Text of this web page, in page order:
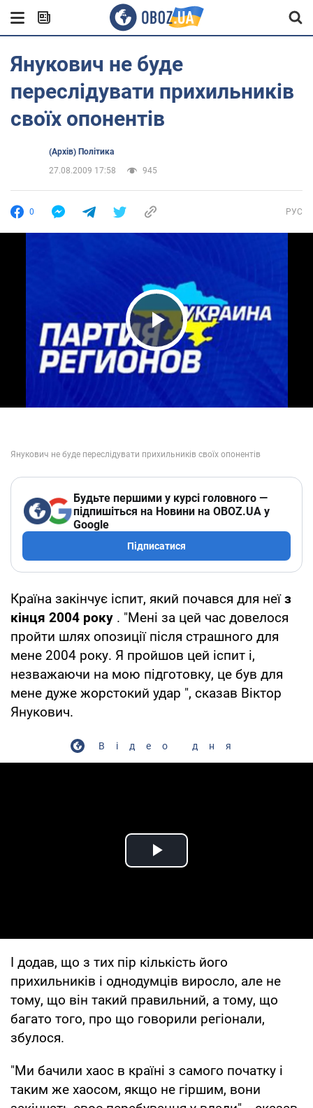
Янукович не буде
переслідувати прихильників
своїх опонентів
(Архів) Політика
27.08.2009 17:58
945
0 РУС
Play Video
Будьте першими у курсі головного —
підпишіться на Новини на OBOZ.UA у
Google
Підписатися
Країна закінчує іспит, який почався для неїз
кінця 2004 року . "Мені за цей час довелося
пройти шлях опозиції після страшного для
мене 2004 року. Я пройшов цей іспит і,
незважаючи на мою підготовку, це був для
мене дуже жорстокий удар ", сказав Віктор
Янукович.
Відео дня
Play Video
І додав, що з тих пір кількість його
прихильників і однодумців виросло, але не
тому, що він такий правильний, а тому, що
багато того, про що говорили регіонали,
збулося.
"Ми бачили хаос в країні з самого початку і
таким же хаосом, якщо не гіршим, вони